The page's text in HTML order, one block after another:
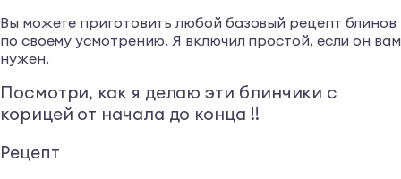
Вы можете приготовить любой базовый рецепт блинов
по своему усмотрению. Я включил простой, если он вам
нужен.
Посмотри, как я делаю эти блинчики с
корицей от начала до конца !!
Рецепт